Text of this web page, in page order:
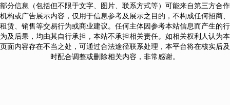
部分信息（包括但不限于文字、图片、联系方式等）可能来自第三方合作
机构或广告展示内容，仅用于信息参考及展示之目的，不构成任何招商、
租赁、销售等交易行为或商业建议。任何主体因参考本站信息而产生的行
为及后果，均由其自行承担，本站不承担相关责任。如相关权利人认为本
页面内容存在不当之处，可通过合法途径联系处理，本平台将在核实后及
时配合调整或删除相关内容，非常感谢。